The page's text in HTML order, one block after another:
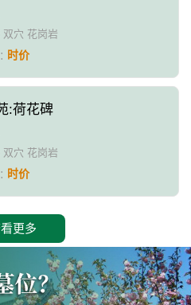
双穴 花岗岩
时价
:荷花碑
双穴 花岗岩
时价
更多